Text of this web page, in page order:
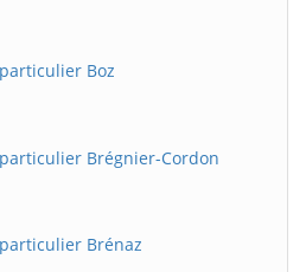
Boz
Brégnier-Cordon
Brénaz